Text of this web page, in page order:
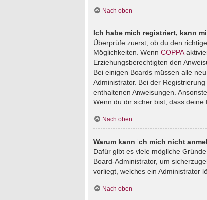
Nach oben
Ich habe mich registriert, kann
Überprüfe zuerst, ob du den
Möglichkeiten. Wenn COPPA
Erziehungsberechtigten den
Bei einigen Boards müssen alle
Administrator. Bei der
enthaltenen Anweisungen.
Wenn du dir sicher bist, dass deine
Nach oben
Warum kann ich mich nicht
Dafür gibt es viele mögliche
Board-Administrator, um
vorliegt, welches ein Administrator
Nach oben